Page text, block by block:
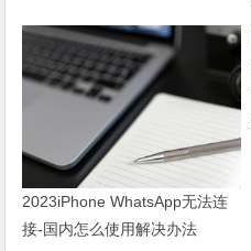
2023iPhone WhatsApp无法连
接-国内怎么使用解决办法